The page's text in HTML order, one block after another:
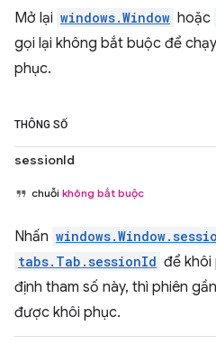
Mở lại windows.Window hoặc
gọi lại không bắt buộc để
phục.
THÔNG SỐ
sessionId
chuỗi không bắt buộc
Nhấn
tabs.Tab.sessionId để khôi
định tham số này, thì phiên
được khôi phục.